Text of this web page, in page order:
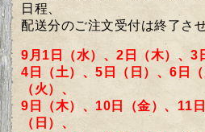
日程、
配送分のご注文受付は終了さ
9月1日（水）、2日（木）、3
4日（土）、5日（日）、6日
（火）、
9日（木）、10日（金）、11
（日）、